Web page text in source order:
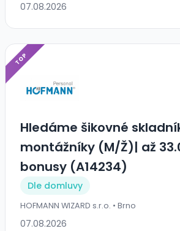
07.08.2026
TOP
Hledáme šikovné
montážníky (M/Ž)| až
bonusy (A14234)
Dle domluvy
HOFMANN WIZARD s.r.o. • Brno
07.08.2026